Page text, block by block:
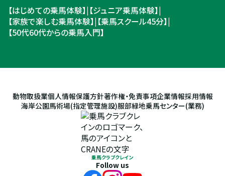
【はじめての乗馬体験】| 【ジュニア乗馬体験】|
【家族で楽しむ乗馬体験】| 【乗馬スクール45分】|
【50代60代からの乗馬入門】
動物取扱業個人情報保護方針著作権・免責事項企業情報採用情報
海岸公園馬術場(指定管理施設)服部緑地乗馬センター(業務)
乗馬クラブクレイン
Follow us